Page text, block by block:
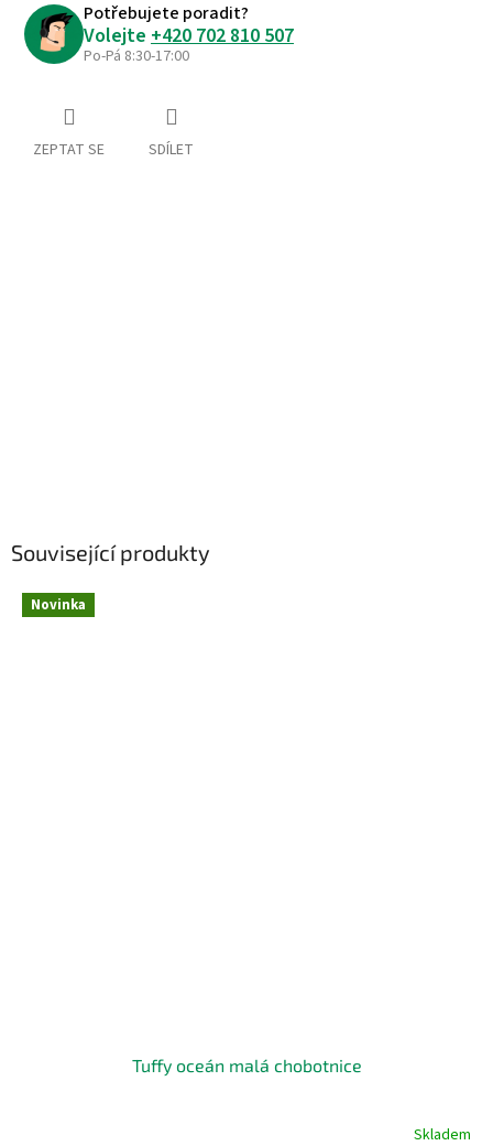
Potřebujete poradit?
Volejte +420 702 810 507
Po-Pá 8:30-17:00
ZEPTAT SE SDÍLET
Související produkty
Novinka
Tuffy oceán malá chobotnice
Skladem